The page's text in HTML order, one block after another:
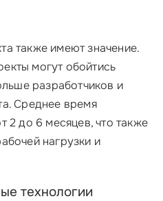
также имеют значение.
могут обойтись
разработчиков и
Среднее время
2 до 6 месяцев, что также
нагрузки и
технологии